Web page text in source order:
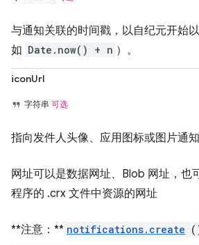
与通知关联的时间戳，以自纪元开始
如 Date.now() + n ）。
iconUrl
字符串 可选
指向发件人头像、应用图标或图片通知
网址可以是数据网址、Blob 网址，也
程序的 .crx 文件中资源的网址
**注意：** notifications.create